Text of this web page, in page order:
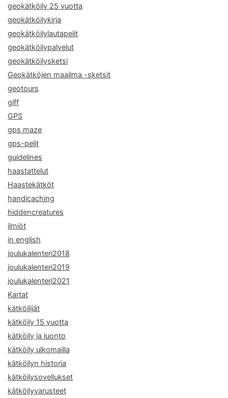
geokätköily 25 vuotta
geokätköilykirja
geokätköilylautapelit
geokätköilypalvelut
geokätköilysketsi
Geokätköjen maailma -sketsit
geotours
giff
GPS
gps maze
gps-pelit
guidelines
haastattelut
Haastekätköt
handicaching
hiddencreatures
ilmiöt
in english
joulukalenteri2018
joulukalenteri2019
joulukalenteri2021
Kartat
kätköilijät
kätköily 15 vuotta
kätköily ja luonto
kätköily ulkomailla
kätköilyn historia
kätköilysovellukset
kätköilyvarusteet